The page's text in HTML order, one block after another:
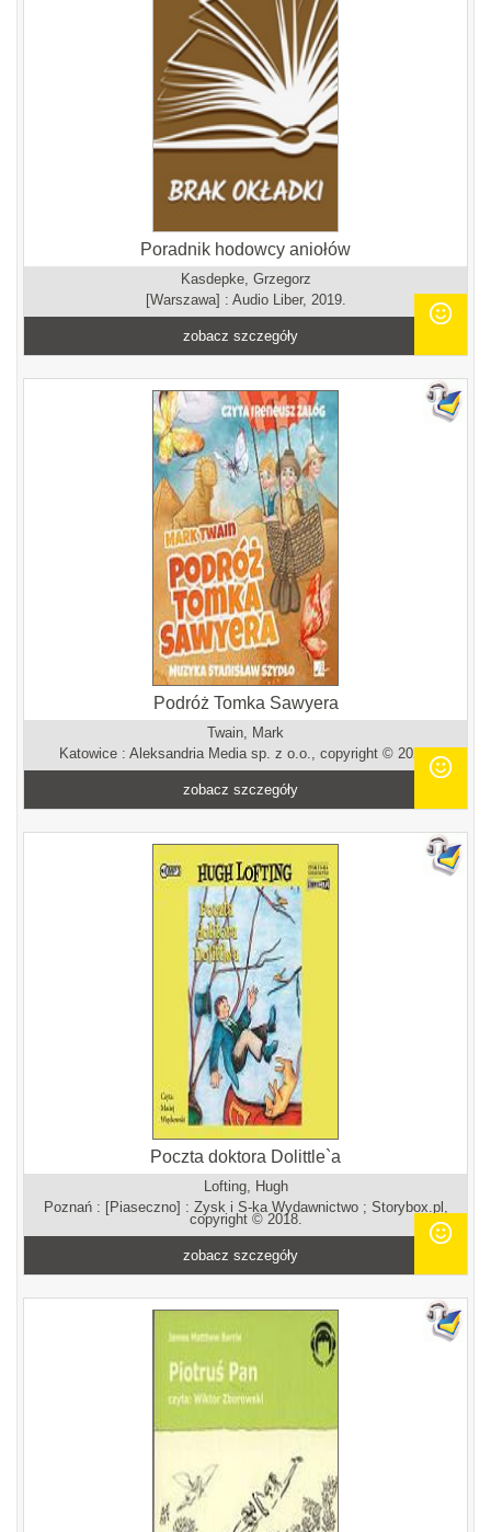
Poradnik hodowcy aniołów
Kasdepke, Grzegorz
[Warszawa] : Audio Liber, 2019.
zobacz szczegóły
Podróż Tomka Sawyera
Twain, Mark
Katowice : Aleksandria Media sp. z o.o., copyright © 2025.
zobacz szczegóły
Poczta doktora Dolittle`a
Lofting, Hugh
Poznań : [Piaseczno] : Zysk i S-ka Wydawnictwo ; Storybox.pl,
copyright © 2018.
zobacz szczegóły